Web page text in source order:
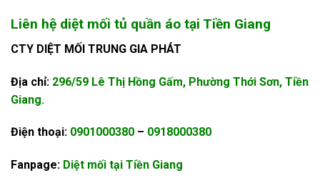
Liên hệ diệt mối tủ quần áo tại Tiền Giang
CTY DIỆT MỐI TRUNG GIA PHÁT
Địa chỉ: 296/59 Lê Thị Hồng Gấm, Phường Thới Sơn, Tiền
Giang.
Điện thoại: 0901000380 – 0918000380
Fanpage: Diệt mối tại Tiền Giang